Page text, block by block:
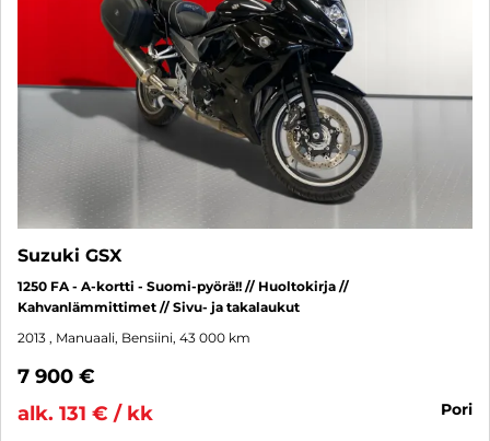
Suzuki GSX
1250 FA - A-kortti - Suomi-pyörä!! // Huoltokirja //
Kahvanlämmittimet // Sivu- ja takalaukut
2013 , Manuaali, Bensiini, 43 000 km
7 900 €
alk. 131 € / kk
pori